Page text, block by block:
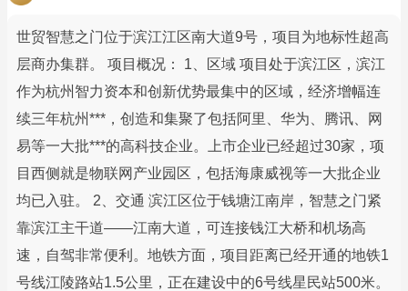
世贸智慧之门位于滨江江区南大道9号，项目为地标性超高
层商办集群。 项目概况： 1、区域 项目处于滨江区，滨江
作为杭州智力资本和创新优势最集中的区域，经济增幅连
续三年杭州***，创造和集聚了包括阿里、华为、腾讯、网
易等一大批***的高科技企业。上市企业已经超过30家，项
目西侧就是物联网产业园区，包括海康威视等一大批企业
均已入驻。 2、交通 滨江区位于钱塘江南岸，智慧之门紧
靠滨江主干道——江南大道，可连接钱江大桥和机场高
速，自驾非常便利。地铁方面，项目距离已经开通的地铁1
号线江陵路站1.5公里，正在建设中的6号线星民站500米。